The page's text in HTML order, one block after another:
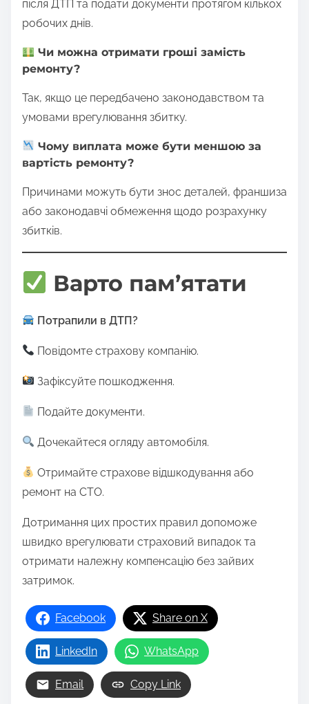
після ДТП та подати документи протягом кількох
робочих днів.
Чи можна отримати гроші замість
ремонту?
Так, якщо це передбачено законодавством та
умовами врегулювання збитку.
Чому виплата може бути меншою за
вартість ремонту?
Причинами можуть бути знос деталей, франшиза
або законодавчі обмеження щодо розрахунку
збитків.
Варто пам’ятати
Потрапили в ДТП?
Повідомте страхову компанію.
Зафіксуйте пошкодження.
Подайте документи.
Дочекайтеся огляду автомобіля.
Отримайте страхове відшкодування або
ремонт на СТО.
Дотримання цих простих правил допоможе
швидко врегулювати страховий випадок та
отримати належну компенсацію без зайвих
затримок.
Facebook Share on X
LinkedIn WhatsApp
Email Copy Link